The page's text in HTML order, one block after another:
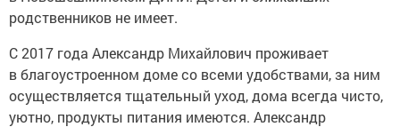
родственников не имеет.
С 2017 года Александр Михайлович проживает
в благоустроенном доме со всеми удобствами, за ним
осуществляется тщательный уход, дома всегда чисто,
уютно, продукты питания имеются. Александр